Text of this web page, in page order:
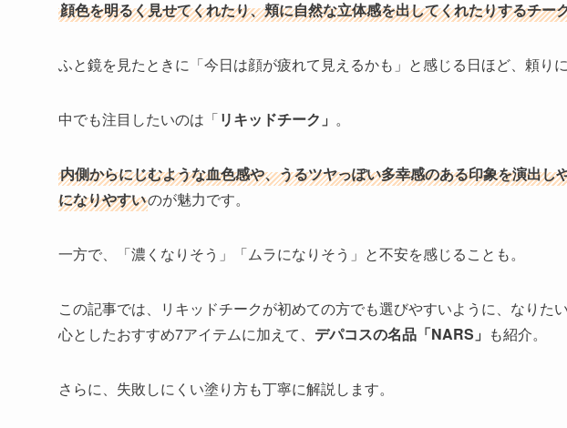
顔色を明るく見せてくれたり、頬に自然な立体感を出してくれたりするチー
ふと鏡を見たときに「今日は顔が疲れて見えるかも」と感じる日ほど、頼り
中でも注目したいのは 「リキッドチーク」 。
内側からにじむような血色感や、うるツヤっぽい多幸感のある印象を演出し
になりやすいのが魅力です。
一方で、「濃くなりそう」「ムラになりそう」と不安を感じることも。
この記事では、リキッドチークが初めての方でも選びやすいように、 なりた
心としたおすすめ7アイテムに加えて、 デパコスの名品「NARS」 も紹介。
さらに、失敗しにくい塗り方も丁寧に解説します。